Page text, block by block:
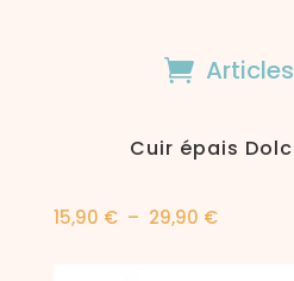
Cuir épais
15,90 € – 29,90 €Plage